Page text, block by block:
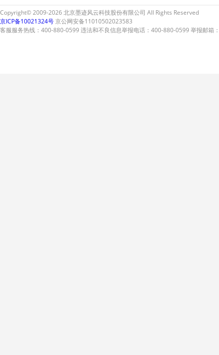
Copyright© 2009-2026 北京墨迹风云科技股份有限公司 All Rights Reserved
京ICP备10021324号京公网安备11010502023583
客服服务热线：400-880-0599 违法和不良信息举报电话：400-880-0599 举报邮箱